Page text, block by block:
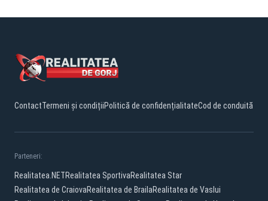
ContactTermeni și condițiiPolitică de confidențialitateCod de conduită
Parteneri:
Realitatea.NETRealitatea SportivaRealitatea Star
Realitatea de CraiovaRealitatea de BrailaRealitatea de Vaslui